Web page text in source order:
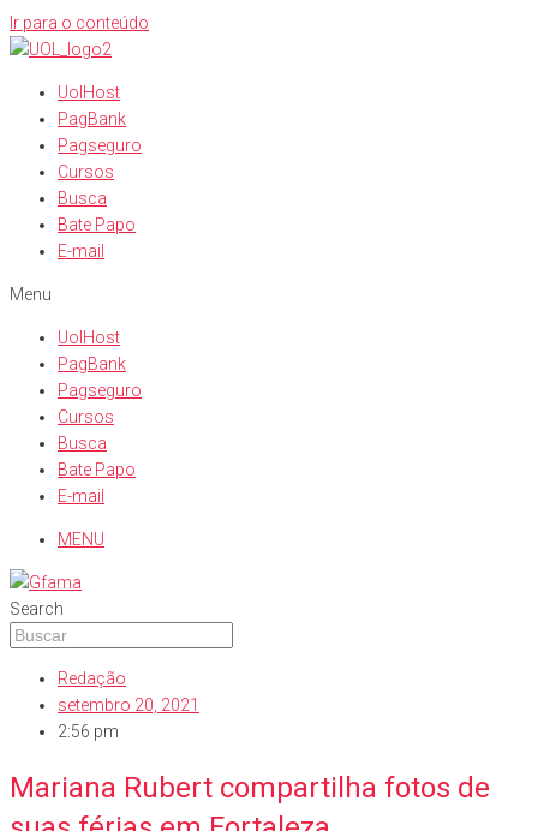
Ir para o conteúdo
UolHost
PagBank
Pagseguro
Cursos
Busca
Bate Papo
E-mail
Menu
UolHost
PagBank
Pagseguro
Cursos
Busca
Bate Papo
E-mail
MENU
Search
Redação
setembro 20, 2021
2:56 pm
Mariana Rubert compartilha fotos de